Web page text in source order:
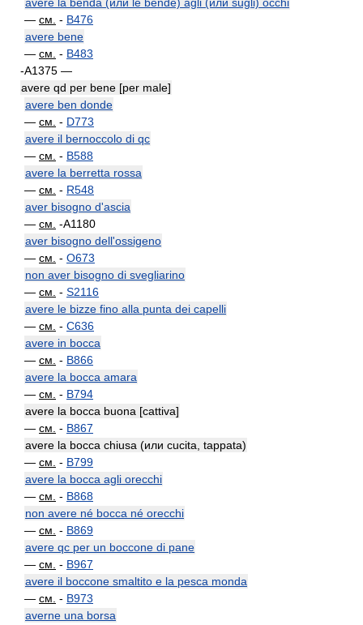
— см. - B476
avere bene
— см. - B483
-A1375 —
avere qd per bene [per male]
avere ben donde
— см. - D773
avere il bernoccolo di qc
— см. - B588
avere la berretta rossa
— см. - R548
aver bisogno d'ascia
— см. -A1180
aver bisogno dell'ossigeno
— см. - O673
non aver bisogno di svegliarino
— см. - S2116
avere le bizze fino alla punta dei capelli
— см. - C636
avere in bocca
— см. - B866
avere la bocca amara
— см. - B794
avere la bocca buona [cattiva]
— см. - B867
avere la bocca chiusa (или cucita, tappata)
— см. - B799
avere la bocca agli orecchi
— см. - B868
non avere né bocca né orecchi
— см. - B869
avere qc per un boccone di pane
— см. - B967
avere il boccone smaltito e la pesca monda
— см. - B973
averne una borsa